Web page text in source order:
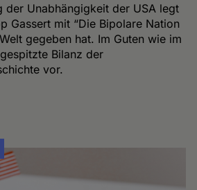
der Unabhängigkeit der USA legt
Gassert mit “Die Bipolare Nation
gegeben hat. Im Guten wie im
Bilanz der
vor.